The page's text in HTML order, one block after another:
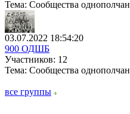
Тема: Сообщества однополчан
03.07.2022 18:54:20
900 ОДШБ
Участников: 12
Тема: Сообщества однополчан
все группы